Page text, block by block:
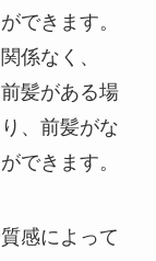
できます。
係なく、
髪がある場
、前髪がな
できます。
感によって